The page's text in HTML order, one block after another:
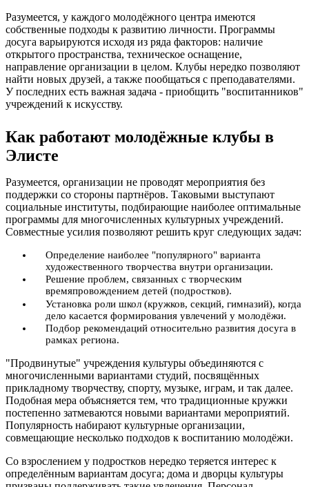
Разумеется, у каждого молодёжного центра имеются
собственные подходы к развитию личности. Программы
досуга варьируются исходя из ряда факторов: наличие
открытого пространства, техническое оснащение,
направление организации в целом. Клубы нередко позволяют
найти новых друзей, а также пообщаться с преподавателями.
У последних есть важная задача - приобщить "воспитанников"
учреждений к искусству.
Как работают молодёжные клубы в
Элисте
Разумеется, организации не проводят мероприятия без
поддержки со стороны партнёров. Таковыми выступают
социальные институты, подбирающие наиболее оптимальные
программы для многочисленных культурных учреждений.
Совместные усилия позволяют решить круг следующих задач:
Определение наиболее "популярного" варианта
художественного творчества внутри организации.
Решение проблем, связанных с творческим
времяпровождением детей (подростков).
Установка роли школ (кружков, секций, гимназий), когда
дело касается формирования увлечений у молодёжи.
Подбор рекомендаций относительно развития досуга в
рамках региона.
"Продвинутые" учреждения культуры объединяются с
многочисленными вариантами студий, посвящённых
прикладному творчеству, спорту, музыке, играм, и так далее.
Подобная мера объясняется тем, что традиционные кружки
постепенно затмеваются новыми вариантами мероприятий.
Популярность набирают культурные организации,
совмещающие несколько подходов к воспитанию молодёжи.
Со взрослением у подростков нередко теряется интерес к
определённым вариантам досуга; дома и дворцы культуры